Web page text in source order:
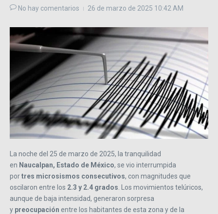
No hay comentarios 26 de marzo de 2025 10:42 AM
La noche del 25 de marzo de 2025, la tranquilidad
en Naucalpan, Estado de México, se vio interrumpida
portres microsismos consecutivos, con magnitudes que
oscilaron entre los 2.3 y 2.4 grados . Los movimientos telúricos,
aunque de baja intensidad, generaron sorpresa
y preocupación entre los habitantes de esta zona y de la